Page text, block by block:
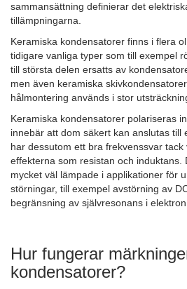
sammansättning definierar det
tillämpningarna.
Keramiska kondensatorer finns i flera
tidigare vanliga typer som till exempel
till största delen ersatts av
men även keramiska
hålmontering används i stor
Keramiska kondensatorer polariseras
innebär att dom säkert kan anslutas till
har dessutom ett bra frekvenssvar
effekterna som resistan och induktans.
mycket väl lämpade i applikationer för
störningar, till exempel avstörning av
begränsning av självresonans i
Hur fungerar
kondensatorer?